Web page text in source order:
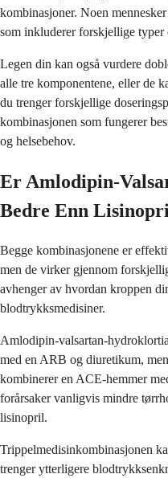
kombinasjoner. Noen
som inkluderer forskjellige
Legen din kan også vurdere
alle tre komponentene, eller de
du trenger forskjellige
kombinasjonen som fungerer
og helsebehov.
Er Amlodipin-
Bedre Enn
Begge kombinasjonene er
men de virker gjennom
avhenger av hvordan kroppen
blodtrykksmedisiner.
Amlodipin-valsartan-
med en ARB og diuretikum,
kombinerer en ACE-hemmer
forårsaker vanligvis mindre
lisinopril.
Trippelmedisinkombinasjonen
trenger ytterligere